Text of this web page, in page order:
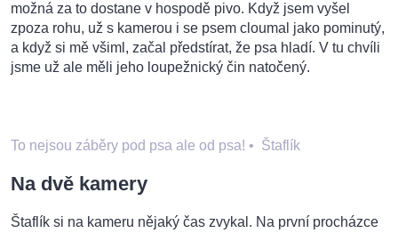
možná za to dostane v hospodě pivo. Když jsem vyšel
zpoza rohu, už s kamerou i se psem cloumal jako pominutý,
a když si mě všiml, začal předstírat, že psa hladí. V tu chvíli
jsme už ale měli jeho loupežnický čin natočený.
To nejsou záběry pod psa ale od psa! • Štaflík
Na dvě kamery
Štaflík si na kameru nějaký čas zvykal. Na první procházce